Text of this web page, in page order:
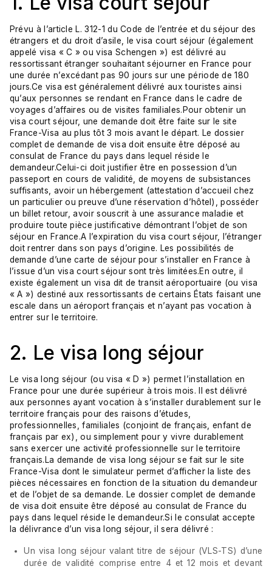
Prévu à l’article L. 312-1 du Code de l’entrée et du séjour des
étrangers et du droit d’asile , le visa court séjour (également
appelé visa « C » ou visa Schengen ») est délivré au
ressortissant étranger souhaitant séjourner en France pour
une durée n’excédant pas 90 jours sur une période de 180
jours.Ce visa est généralement délivré aux touristes ainsi
qu’aux personnes se rendant en France dans le cadre de
voyages d’affaires ou de visites familiales.Pour obtenir un
visa court séjour, une demande doit être faite sur le site
France-Visa au plus tôt 3 mois avant le départ. Le dossier
complet de demande de visa doit ensuite être déposé au
consulat de France du pays dans lequel réside le
demandeur.Celui-ci doit justifier être en possession d’un
passeport en cours de validité, de moyens de subsistances
suffisants, avoir un hébergement (attestation d’accueil chez
un particulier ou preuve d’une réservation d’hôtel), posséder
un billet retour, avoir souscrit à une assurance maladie et
produire toute pièce justificative démontrant l’objet de son
séjour en France.A l’expiration du visa court séjour, l’étranger
doit rentrer dans son pays d’origine. Les possibilités de
demande d’une carte de séjour pour s’installer en France à
l’issue d’un visa court séjour sont très limitées.En outre, il
existe également un visa dit de transit aéroportuaire (ou visa
« A ») destiné aux ressortissants decertains États faisant une
escale dans un aéroport français et n’ayant pas vocation à
entrer sur le territoire.
2. Le visa long séjour
Le visa long séjour (ou visa « D ») permet l’installation en
France pour une durée supérieur à trois mois. Il est délivré
aux personnes ayant vocation à s’installer durablement sur le
territoire français pour des raisons d’études,
professionnelles, familiales (conjoint de français, enfant de
français par ex), ou simplement pour y vivre durablement
sans exercer une activité professionnelle sur le territoire
français.La demande de visa long séjour se fait sur le site
France-Visa dont lesimulateur permet d’afficher la liste des
pièces nécessaires en fonction de la situation du demandeur
et de l’objet de sa demande. Le dossier complet de demande
de visa doit ensuite être déposé au consulat de France du
pays dans lequel réside le demandeur.Si le consulat accepte
la délivrance d’un visa long séjour, il sera délivré :
Un visa long séjour valant titre de séjour (VLS-TS) d’une
durée de validité comprise entre 4 et 12 mois et devant